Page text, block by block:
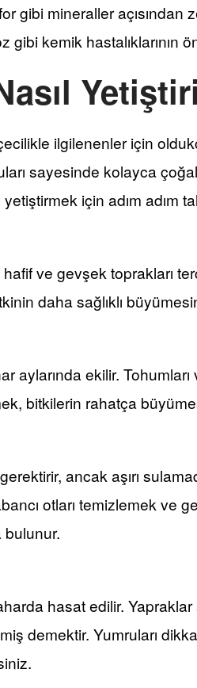
gibi mineraller açısından
gibi kemik hastalıklarının
ilgilenenler için
sayesinde kolayca
için adım adım
ve gevşek toprakları
daha sağlıklı
aylarında ekilir.
bitkilerin rahatça
ancak aşırı
otları temizlemek ve
bulunur.
hasat edilir. Yapraklar
demektir. Yumruları